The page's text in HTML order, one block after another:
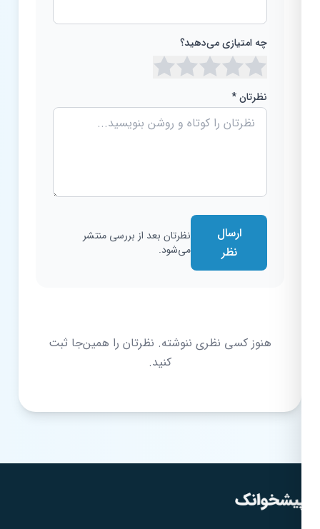
چه امتیازی می‌دهید؟
نظرتان *
ارسال
نظرتان بعد از بررسی منتشر
می‌شود.
هنوز کسی نظری ننوشته. نظرتان را همین‌جا ثبت
کنید.